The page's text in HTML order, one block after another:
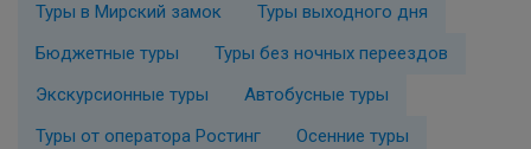
Туры в Мирский замок
Туры выходного дня
Бюджетные туры
Туры без ночных переездов
Экскурсионные туры
Автобусные туры
Туры от оператора Ростинг
Осенние туры